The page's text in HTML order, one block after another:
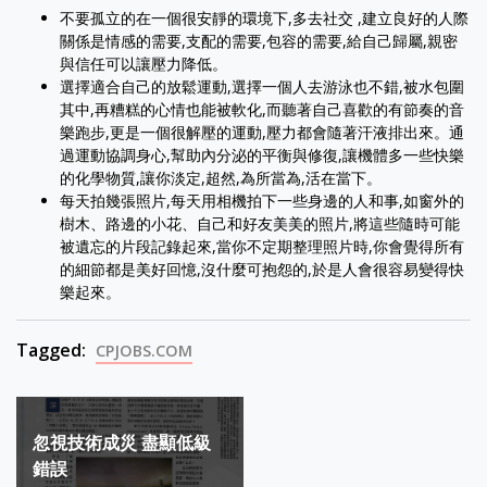
不要孤立的在一個很安靜的環境下,多去社交 ,建立良好的人際
關係是情感的需要,支配的需要,包容的需要,給自己歸屬,親密
與信任可以讓壓力降低。
選擇適合自己的放鬆運動,選擇一個人去游泳也不錯,被水包圍
其中,再糟糕的心情也能被軟化,而聽著自己喜歡的有節奏的音
樂跑步,更是一個很解壓的運動,壓力都會隨著汗液排出來。通
過運動協調身心,幫助內分泌的平衡與修復,讓機體多一些快樂
的化學物質,讓你淡定,超然,為所當為,活在當下。
每天拍幾張照片,每天用相機拍下一些身邊的人和事,如窗外的
樹木、路邊的小花、自己和好友美美的照片,將這些隨時可能
被遺忘的片段記錄起來,當你不定期整理照片時,你會覺得所有
的細節都是美好回憶,沒什麼可抱怨的,於是人會很容易變得快
樂起來。
Tagged: CPJOBS.COM
Post
navigation
忽視技術成災 盡顯低級
錯誤